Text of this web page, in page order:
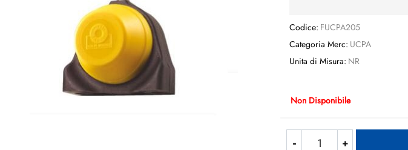
Codice: FUCPA205
Categoria Merc: UCPA
Unita di Misura: NR
Non Disponibile